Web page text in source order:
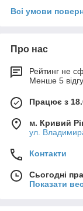
Всі умови
Про нас
Рейтинг не
Менше 5
Працює з
м. Кривий
ул.
Контакти
Сьогодні
Показати